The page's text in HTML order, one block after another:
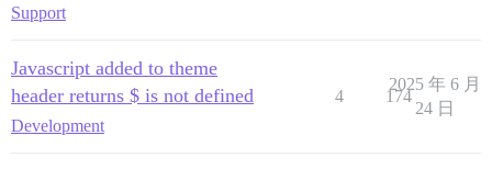
Support
Javascript added to theme
header returns $ is not defined
Development
4 174
2025 年 6 月
24 日